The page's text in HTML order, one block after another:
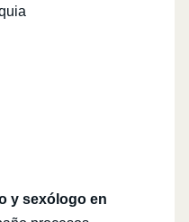
y sexólogo en